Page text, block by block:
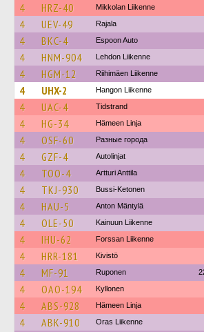
4 HRZ-40 Mikkolan Liikenne
4 UEV-49 Rajala
4 BKC-4 Espoon Auto
4 HNM-904 Lehdon Liikenne
4 HGM-12 Riihimäen Liikenne
4 UHX-2 Hangon Liikenne
4 UAC-4 Tidstrand
4 HG-34 Hämeen Linja
4 OSF-60 Разные города
4 GZF-4 Autolinjat
4 TOO-4 Artturi Anttila
4 TKJ-930 Bussi-Ketonen
4 HAU-5 Anton Mäntylä
4 OLE-50 Kainuun Liikenne
4 IHU-62 Forssan Liikenne
4 HRR-181 Kivistö
4 MF-91 Ruponen
4 OAO-194 Kyllonen
4 ABS-928 Hämeen Linja
4 ABK-910 Oras Liikenne